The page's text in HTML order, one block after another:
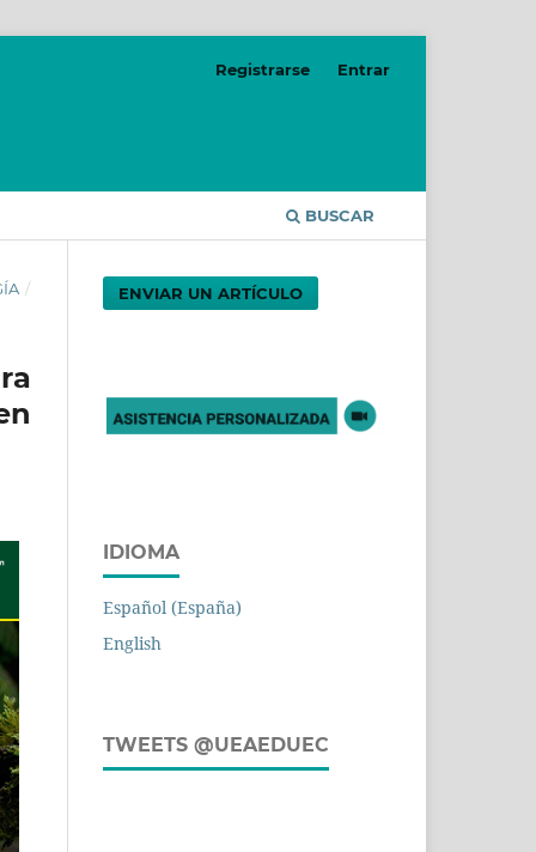
BUSCAR
Registrarse Entrar
/
ENVIAR UN ARTÍCULO
IDIOMA
Español (España)
English
TWEETS @UEAEDUEC